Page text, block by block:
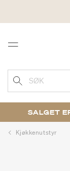
Menu
SØK
SALGET
Kjøkkenutstyr